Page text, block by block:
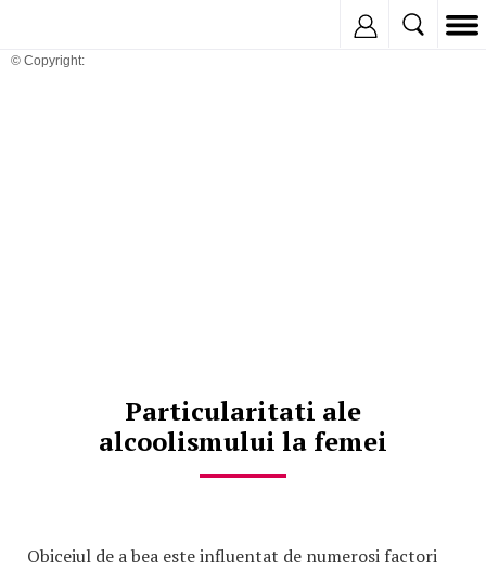
© Copyright:
Particularitati ale
alcoolismului la femei
Obiceiul de a bea este influentat de numerosi factori